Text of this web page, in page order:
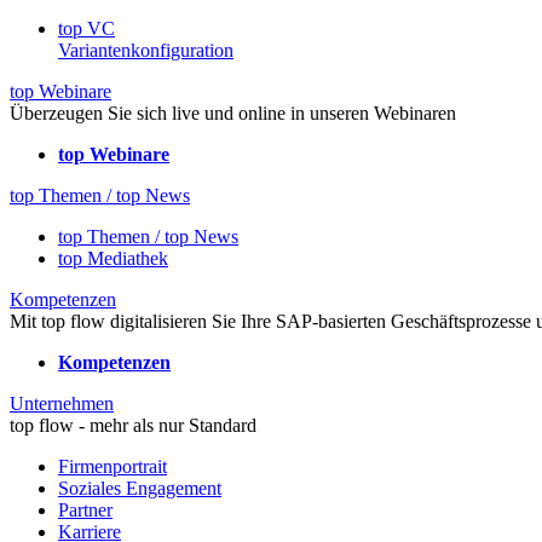
top VC
Variantenkonfiguration
top Webinare
Überzeugen Sie sich live und online in unseren Webinaren
top Webinare
top Themen / top News
top Themen / top News
top Mediathek
Kompetenzen
Mit top flow digitalisieren Sie Ihre SAP-basierten Geschäftsprozesse
Kompetenzen
Unternehmen
top flow - mehr als nur Standard
Firmenportrait
Soziales Engagement
Partner
Karriere